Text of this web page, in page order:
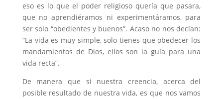
eso es lo que el poder religioso quería que pasara,
que no aprendiéramos ni experimentáramos, para
ser solo “obedientes y buenos”. Acaso no nos decían:
“La vida es muy simple, solo tienes que obedecer los
mandamientos de Dios, ellos son la guía para una
vida recta”.
De manera que si nuestra creencia, acerca del
posible resultado de nuestra vida, es que nos vamos